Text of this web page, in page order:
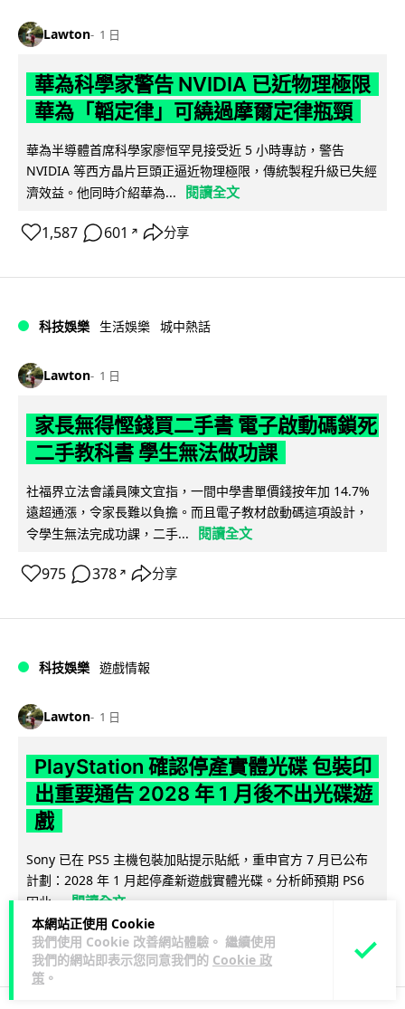
本網站正使用 Cookie
我們使用 Cookie 改善網站體驗。 繼續使用
我們的網站即表示您同意我們的 Cookie 政
策 。
Lawton 1 日
華為科學家警告 NVIDIA 已近物理極限
華為「韜定律」可繞過摩爾定律瓶頸
華為半導體首席科學家廖恒罕見接受近 5 小時專訪，警告
NVIDIA 等西方晶片巨頭正逼近物理極限，傳統製程升級已失經
濟效益。他同時介紹華為...
閱讀全文
1,587 601 ↗ 分享
科技娛樂 生活娛樂 城中熱話
Lawton 1 日
家長無得慳錢買二手書 電子啟動碼鎖死
二手教科書 學生無法做功課
社福界立法會議員陳文宜指，一間中學書單價錢按年加 14.7%
遠超通漲，令家長難以負擔。而且電子教材啟動碼這項設計，
令學生無法完成功課，二手...
閱讀全文
975 378 ↗ 分享
科技娛樂 遊戲情報
Lawton 1 日
PlayStation 確認停產實體光碟 包裝印
出重要通告 2028 年 1 月後不出光碟遊
戲
Sony 已在 PS5 主機包裝加貼提示貼紙，重申官方 7 月已公布
計劃：2028 年 1 月起停產新遊戲實體光碟。分析師預期 PS6
因此... 閱讀全文
175 78 ↗ 分享